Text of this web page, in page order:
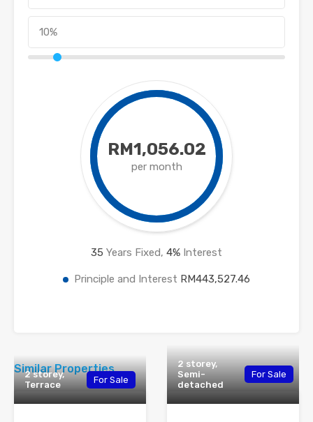
RM1,056.02
per month
35 Years Fixed, 4% Interest
Principle and Interest RM443,527.46
Similar Properties
2 storey,
Terrace
For Sale
2 storey,
Semi-
detached
For Sale